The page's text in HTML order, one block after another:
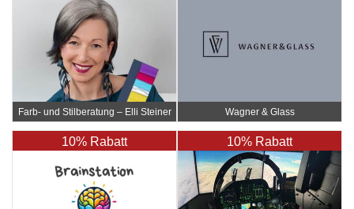
Farb- und Stilberatung – Elli Steiner Wagner & Glass
10% Rabatt 10% Rabatt